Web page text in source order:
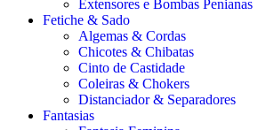
Extensores e Bombas Penianas
Fetiche & Sado
Algemas & Cordas
Chicotes & Chibatas
Cinto de Castidade
Coleiras & Chokers
Distanciador & Separadores
Fantasias